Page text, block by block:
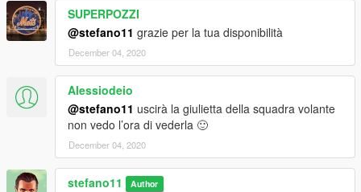
SUPERPOZZI
@stefano11 grazie per la tua disponibilità
December 04, 2020
Alessiodeio
@stefano11 uscirà la giulietta della squadra volante
non vedo l’ora di vederla 🙂
December 04, 2020
stefano11 Author